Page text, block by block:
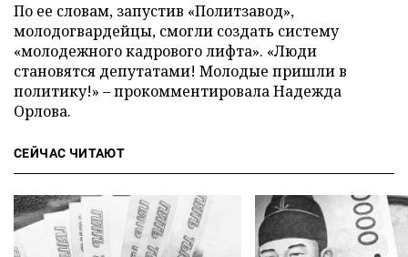
По ее словам, запустив «Политзавод»,
молодогвардейцы, смогли создать систему
«молодежного кадрового лифта». «Люди
становятся депутатами! Молодые пришли в
политику!» – прокомментировала Надежда
Орлова.
СЕЙЧАС ЧИТАЮТ